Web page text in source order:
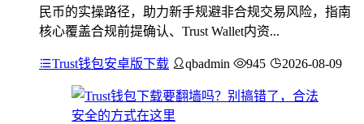
民币的实操路径，助力新手规避非合规交易风险，指南
核心覆盖合规前提确认、Trust Wallet内资...
Trust钱包安卓版下载 qbadmin 945 2026-08-09